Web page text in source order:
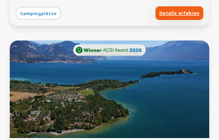
Campingplätze Details erfahren